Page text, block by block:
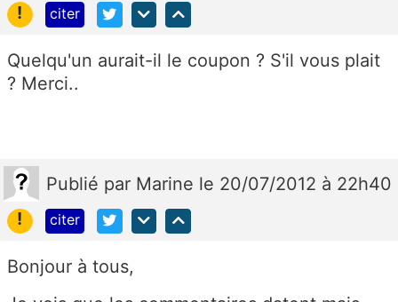
!
citer
Quelqu'un aurait-il le coupon ? S'il vous plait
? Merci..
Publié par Marine le 20/07/2012 à 22h40
!
citer
Bonjour à tous,